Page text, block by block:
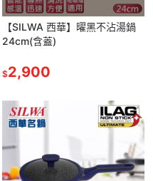
【SILWA 西華】曜黑不沾湯鍋
24cm(含蓋)
$2,900